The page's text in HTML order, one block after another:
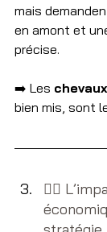
mais
en amont et
précise.
➡️ Les
bien mis, sont
✍🏻​